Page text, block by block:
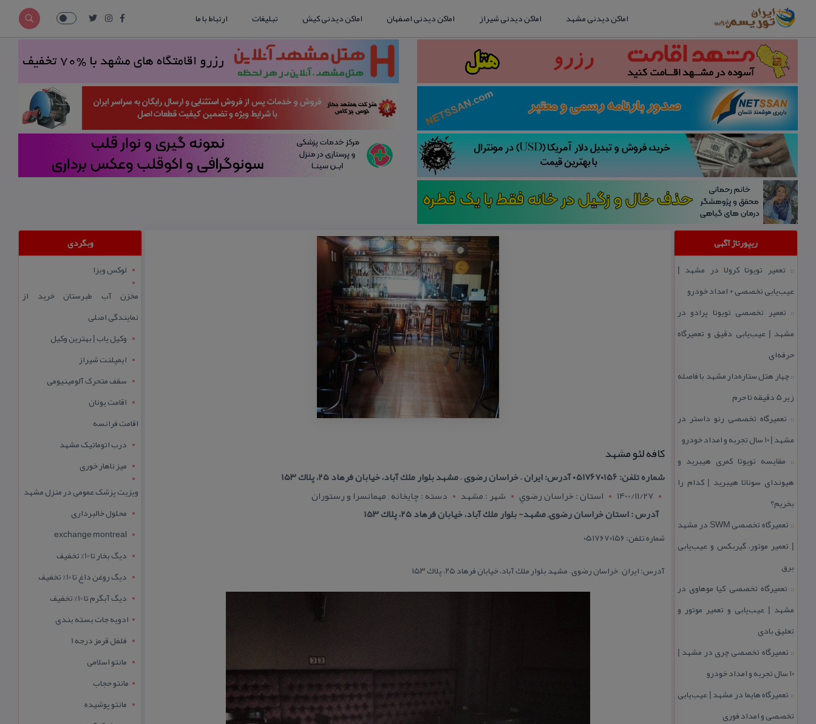
اماکن دیدنی مشهد اماکن دیدنی شیراز اماکن دیدنی اصفهان اماکن دیدنی کیش تبلیغات ارتباط با ما
ریپورتاژ آگهی
:: تعمیر تویوتا كرولا در مشهد |
عیب‌یابی تخصصی + امداد خودرو
:: تعمیر تخصصی تویوتا پرادو در
مشهد | عیب‌یابی دقیق و تعمیرگاه
حرفه‌ای
::چهار هتل‌ ستاره‌دار مشهد با فاصله
زیر 5 دقیقه تا حرم
:: تعمیرگاه تخصصی رنو داستر در
مشهد | ۱۰ سال تجربه و امداد خودرو
:: مقایسه تویوتا كمری هیبرید و
هیوندای سوناتا هیبرید | كدام را
بخریم؟
::
تعمیرگاه تخصصی SWM در مشهد
| تعمیر موتور، گیربكس و عیب‌یابی
برق
:: تعمیرگاه تخصصی كیا موهاوی در
مشهد | عیب‌یابی و تعمیر موتور و
تعلیق بادی
:: تعمیرگاه تخصصی چری در مشهد |
۱۰ سال تجربه و امداد خودرو
:: تعمیرگاه هایما در مشهد | عیب‌یابی
تخصصی و امداد فوری
كافه لئو مشهد
شماره تلفن: ۰۵۱۷۶۷۰۱۵۶ آدرس: ایران – خراسان رضوی – مشهد بلوار ملك آباد، خیابان فرهاد ۲۵، پلاك ۱۵۳
1400/11/27
استان : خراسان رضوي شهر : مشهد
دسته : چایخانه , مهمانسرا و رستوران
آدرس : استان خراسان رضوی, مشهد- بلوار ملك آباد، خیابان فرهاد ۲۵، پلاك ۱۵۳
شماره تلفن: ۰۵۱۷۶۷۰۱۵۶
آدرس: ایران – خراسان رضوی – مشهد بلوار ملك آباد، خیابان فرهاد ۲۵، پلاك ۱۵۳
وبگردی
لوکس ویزا
مخزن آب طبرستان خرید از
نمایندگی اصلی
وکیل یاب | بهترین وکیل
ایمپلنت شیراز
سقف متحرک آلومینیومی
اقامت یونان
اقامت فرانسه
درب اتوماتیک مشهد
میز ناهار خوری
ویزیت پزشک عمومی در منزل مشهد
محلول خالبرداری
exchange montreal
دیگ بخار تا 10% تخفیف
دیگ روغن داغ تا 10% تخفیف
دیگ آبگرم تا 10% تخفیف
ادویه جات بسته بندی
فلفل قرمز درجه 1
مانتو اسلامی
مانتو حجاب
مانتو پوشیده